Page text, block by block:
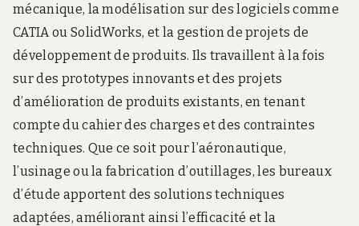
mécanique, la modélisation sur des logiciels comme
CATIA ou SolidWorks, et la gestion de projets de
développement de produits. Ils travaillent à la fois
sur des prototypes innovants et des projets
d’amélioration de produits existants, en tenant
compte du cahier des charges et des contraintes
techniques. Que ce soit pour l’aéronautique,
l’usinage ou la fabrication d’outillages, les bureaux
d’étude apportent des solutions techniques
adaptées, améliorant ainsi l’efficacité et la